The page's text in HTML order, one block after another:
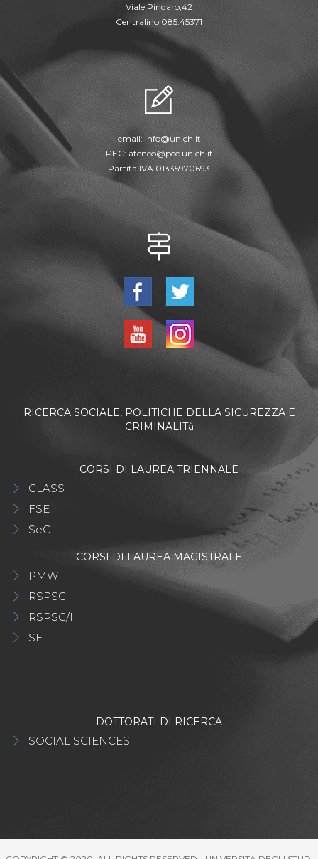
Viale Pindaro,42
Centralino 085.45371
email: info@unich.it
PEC: ateneo@pec.unich.it
Partita IVA 01335970693
RICERCA SOCIALE, POLITICHE DELLA SICUREZZA E
CRIMINALITà
CORSI DI LAUREA TRIENNALE
CLASS
FSE
SeC
CORSI DI LAUREA MAGISTRALE
PMW
RSPSC
RSPSC/I
SF
DOTTORATI DI RICERCA
SOCIAL SCIENCES